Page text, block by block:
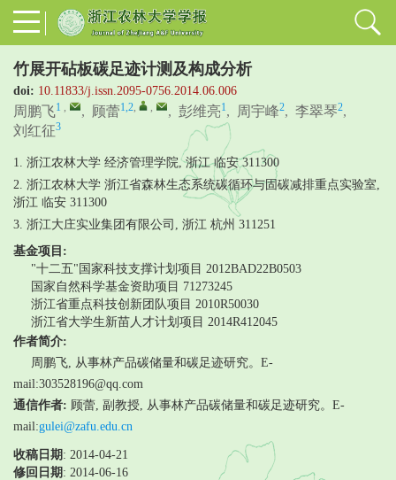
竹展开砧板碳足迹计测及构成分析
doi: 10.11833/j.issn.2095-0756.2014.06.006
周鹏飞1 , , 顾蕾1,2, , , 彭维亮1, 周宇峰2, 李翠琴2,
刘红征3
1. 浙江农林大学 经济管理学院, 浙江 临安 311300
2. 浙江农林大学 浙江省森林生态系统碳循环与固碳减排重点实验室,
浙江 临安 311300
3. 浙江大庄实业集团有限公司, 浙江 杭州 311251
基金项目:
"十二五"国家科技支撑计划项目 2012BAD22B0503
国家自然科学基金资助项目 71273245
浙江省重点科技创新团队项目 2010R50030
浙江省大学生新苗人才计划项目 2014R412045
作者简介:
周鹏飞, 从事林产品碳储量和碳足迹研究。E-
mail:303528196@qq.com
通信作者: 顾蕾, 副教授, 从事林产品碳储量和碳足迹研究。E-
mail:gulei@zafu.edu.cn
收稿日期 : 2014-04-21
修回日期 : 2014-06-16